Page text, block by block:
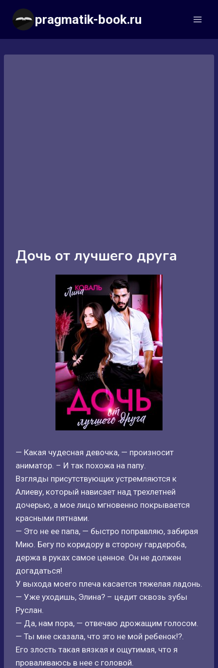
Перейти
содержимому
pragmatik-book.ru
Дочь от лучшего друга
— Какая чудесная девочка, — произносит
аниматор. – И так похожа на папу.
Взгляды присутствующих устремляются к
Алиеву, который нависает над трехлетней
дочерью, а мое лицо мгновенно покрывается
красными пятнами.
— Это не ее папа, — быстро поправляю, забирая
Мию. Бегу по коридору в сторону гардероба,
держа в руках самое ценное. Он не должен
догадаться!
У выхода моего плеча касается тяжелая ладонь.
— Уже уходишь, Элина? – цедит сквозь зубы
Руслан.
— Да, нам пора, — отвечаю дрожащим голосом.
— Ты мне сказала, что это не мой ребенок!?.
Его злость такая вязкая и ощутимая, что я
проваливаюсь в нее с головой.